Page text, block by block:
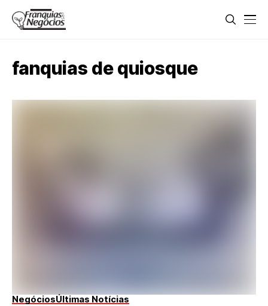
fanquias de quiosque
NegóciosÚltimas Notícias